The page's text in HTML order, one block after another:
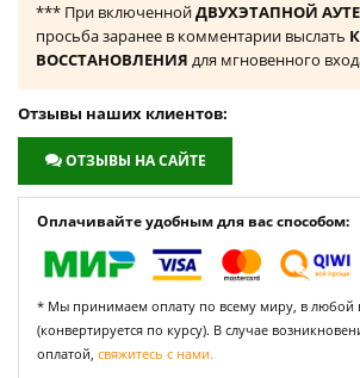
*** При включеннойДВУХЭТАПНОЙ
просьба заранее в комментарии выслать
ВОССТАНОВЛЕНИЯ для мгновенного
Отзывы наших клиентов:
ОТЗЫВЫ НА САЙТЕ
Оплачивайте удобным для вас способом:
* Мы принимаем оплату по всему миру, в любой
(конвертируется по курсу). В случае
оплатой, свяжитесь с нами.